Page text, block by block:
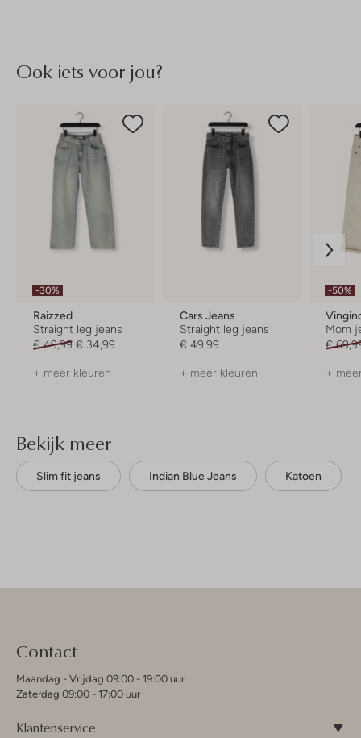
Ook iets voor jou?
-30%
Raizzed
Straight leg jeans
€ 49,99 € 34,99
+ meer kleuren
Cars Jeans
Straight leg jeans
€ 49,99
+ meer kleuren
-50%
Mom
€
+
Bekijk meer
Slim fit jeans Indian Blue Jeans Katoen
Contact
Maandag - Vrijdag 09:00 - 19:00 uur
Zaterdag 09:00 - 17:00 uur
Klantenservice